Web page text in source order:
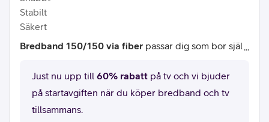
Stabilt
Säkert
Bredband 150/150 via fiber passar dig som bor själ
du från flera uppkopplade prylar samtidigt, ibland in
te. Om det finns fler användare eller du har extra kra
Just nu upp till 60% rabatt på tv och vi bjuder
på startavgiften när du köper bredband och tv
tillsammans.